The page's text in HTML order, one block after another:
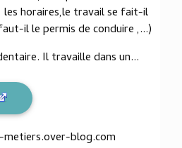
les horaires,le travail se fait-il
il le permis de conduire ,...)
Il travaille dans un...
blog.com